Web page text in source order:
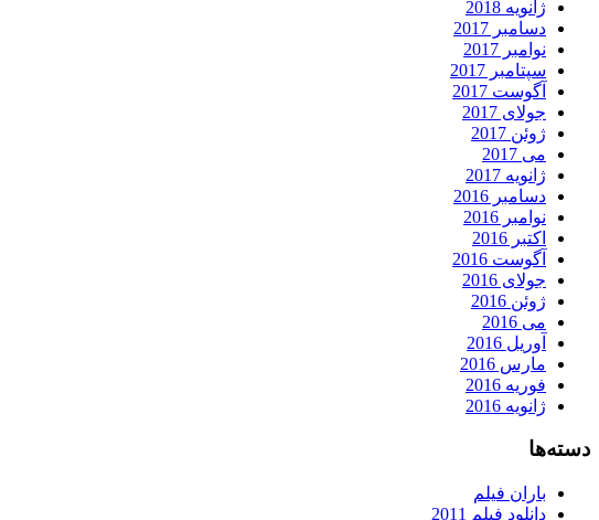
ژانویه 2018
دسامبر 2017
نوامبر 2017
سپتامبر 2017
آگوست 2017
جولای 2017
ژوئن 2017
می 2017
ژانویه 2017
دسامبر 2016
نوامبر 2016
اکتبر 2016
آگوست 2016
جولای 2016
ژوئن 2016
می 2016
آوریل 2016
مارس 2016
فوریه 2016
ژانویه 2016
دسته‌ها
باران فیلم
دانلود فیلم 2011